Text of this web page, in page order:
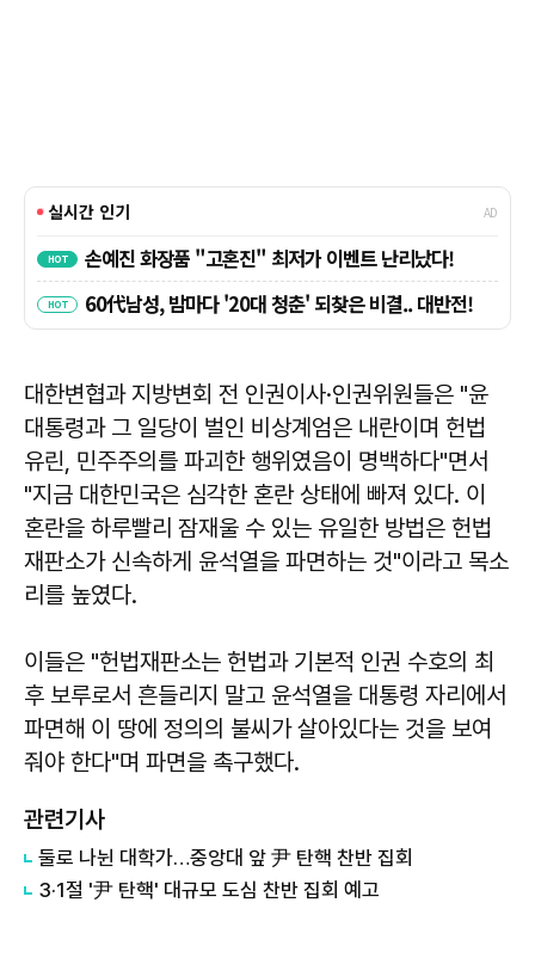
대한변협과 지방변회 전 인권이사·인권위원들은 "윤
대통령과 그 일당이 벌인 비상계엄은 내란이며 헌법
유린, 민주주의를 파괴한 행위였음이 명백하다"면서
"지금 대한민국은 심각한 혼란 상태에 빠져 있다. 이
혼란을 하루빨리 잠재울 수 있는 유일한 방법은 헌법
재판소가 신속하게 윤석열을 파면하는 것"이라고 목소
리를 높였다.
이들은 "헌법재판소는 헌법과 기본적 인권 수호의 최
후 보루로서 흔들리지 말고 윤석열을 대통령 자리에서
파면해 이 땅에 정의의 불씨가 살아있다는 것을 보여
줘야 한다"며 파면을 촉구했다.
관련기사
둘로 나뉜 대학가…중앙대 앞 尹 탄핵 찬반 집회
3·1절 '尹 탄핵' 대규모 도심 찬반 집회 예고